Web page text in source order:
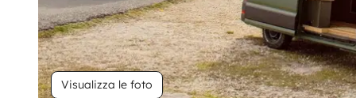
Visualizza le foto